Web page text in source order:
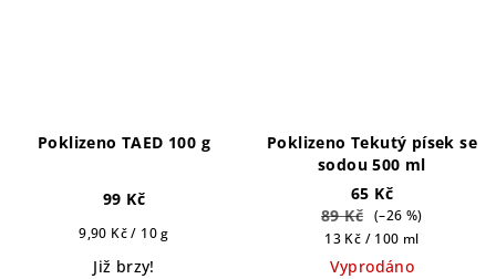
Poklizeno TAED 100 g
99 Kč
Měrná
9,90 Kč / 10 g
Již brzy!
Poklizeno Tekutý písek se
sodou 500 ml
65 Kč
89 Kč (–26 %)
Měrná
cena:
13 Kč / 100 ml
Vyprodáno